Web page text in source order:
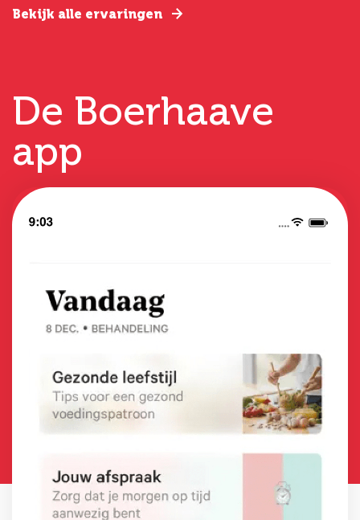
Bekijk alle ervaringen
De Boerhaave
app